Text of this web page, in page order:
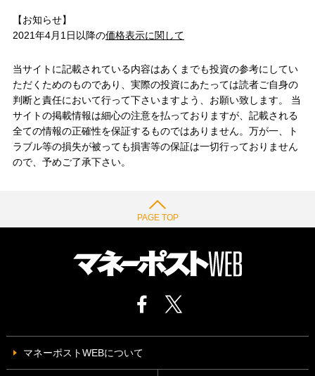
【お知らせ】
2021年4月1日以降の価格表示に関して
当サイトに記載されている内容はあくまでも投資の参考にしてい
ただくためのものであり、実際の投資にあたっては読者ご自身の
判断と責任において行って下さいますよう、お願い致します。 当
サイトの掲載情報は細心の注意を払っておりますが、記載される
全ての情報の正確性を保証するものではありません。万が一、ト
ラブル等の損失が被っても損害等の保証は一切行っておりません
ので、予めご了承下さい。
PAGE TOP
マネーポストWEBについて